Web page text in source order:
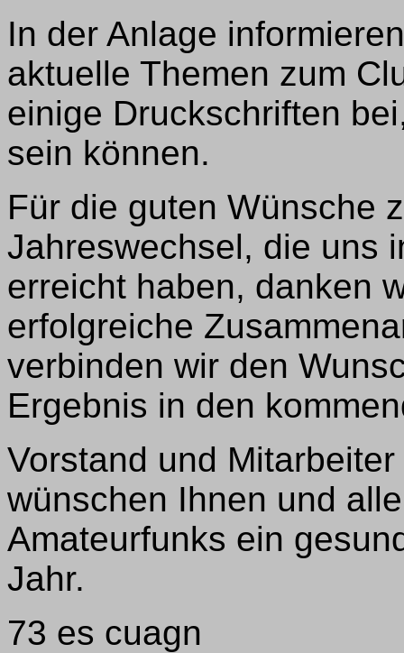
In der Anlage
aktuelle Themen zum
einige Druckschriften
sein können.
Für die guten Wünsche
Jahreswechsel, die uns
erreicht haben, danken
erfolgreiche
verbinden wir den
Ergebnis in den
Vorstand und
wünschen Ihnen und
Amateurfunks ein
Jahr.
73 es cuagn